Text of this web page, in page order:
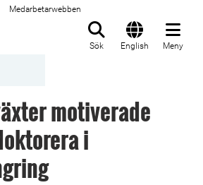
Medarbetarwebben
Sök English Meny
motiverade
i